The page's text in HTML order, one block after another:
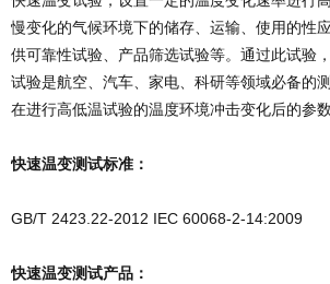
慢变化的气候环境下的储存、运输、使用的性
供可靠性试验、产品筛选试验等。通过此试验
试验是航空、汽车、家电、科研等领域必备的
在进行高低温试验的温度环境冲击变化后的参
快速温变测试标准：
GB/T 2423.22-2012 IEC 60068-2-14:2009
快速温变测试产品：